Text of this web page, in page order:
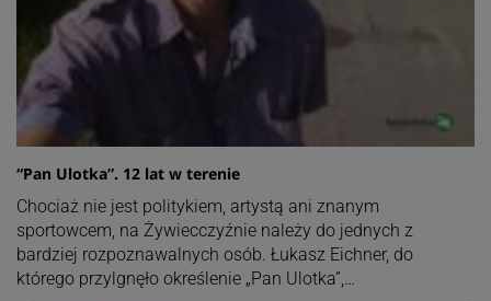
“Pan Ulotka”. 12 lat w terenie
Chociaż nie jest politykiem, artystą ani znanym
sportowcem, na Żywiecczyźnie należy do jednych z
bardziej rozpoznawalnych osób. Łukasz Eichner, do
którego przylgnęło określenie „Pan Ulotka”,…